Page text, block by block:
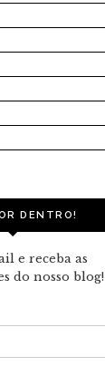
DENTRO!
e receba as
do nosso blog!